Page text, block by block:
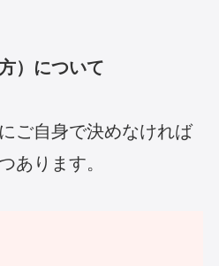
）について
ご自身で決めなければ
あります。